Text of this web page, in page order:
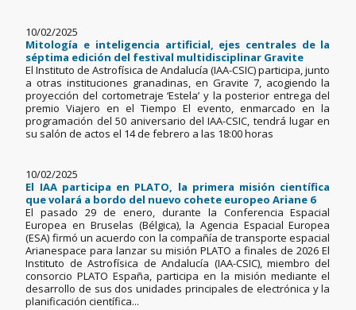
10/02/2025
Mitología e inteligencia artificial, ejes centrales de la
séptima edición del festival multidisciplinar Gravite
El Instituto de Astrofísica de Andalucía (IAA-CSIC) participa, junto
a otras instituciones granadinas, en Gravite 7, acogiendo la
proyección del cortometraje ‘Estela’ y la posterior entrega del
premio Viajero en el Tiempo El evento, enmarcado en la
programación del 50 aniversario del IAA-CSIC, tendrá lugar en
su salón de actos el 14 de febrero a las 18:00 horas
10/02/2025
El IAA participa en PLATO, la primera misión científica
que volará a bordo del nuevo cohete europeo Ariane 6
El pasado 29 de enero, durante la Conferencia Espacial
Europea en Bruselas (Bélgica), la Agencia Espacial Europea
(ESA) firmó un acuerdo con la compañía de transporte espacial
Arianespace para lanzar su misión PLATO a finales de 2026 El
Instituto de Astrofísica de Andalucía (IAA-CSIC), miembro del
consorcio PLATO España, participa en la misión mediante el
desarrollo de sus dos unidades principales de electrónica y la
planificación científica...